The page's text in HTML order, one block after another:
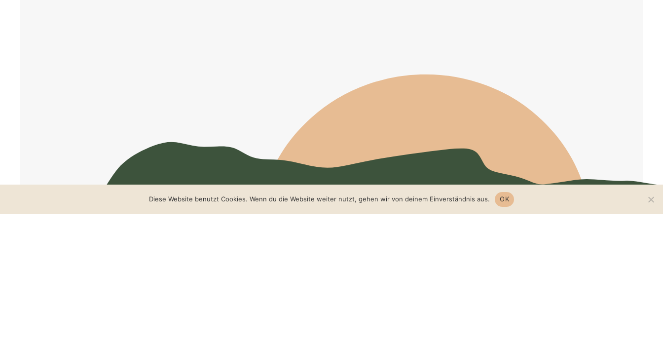
Diese Website benutzt Cookies. Wenn du die Website weiter nutzt, gehen wir von deinem Einverständnis aus. OK